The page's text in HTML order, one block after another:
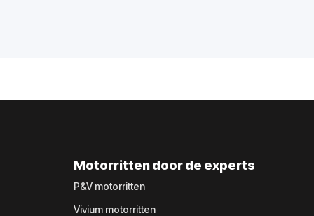
Motorritten door de experts
P&V motorritten
Vivium motorritten